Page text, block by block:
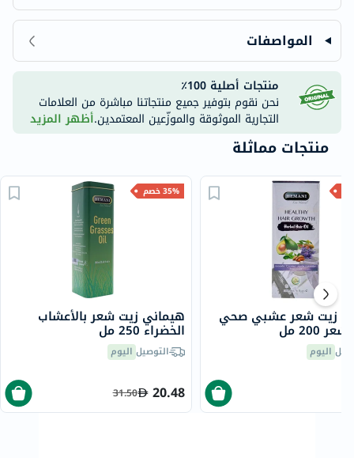
المواصفات
منتجات أصلية 100٪
نحن نقوم بتوفير جميع منتجاتنا مباشرة من العلامات
التجارية الموثوقة والموزّعين المعتمدين.أظهر المزيد
منتجات مماثلة
35% خصم
هيماني زيت شعر بالأعشاب
الخضراء 250 مل
التوصيل اليوم
20.48
31.50
زيت شعر عشبي صحي
200 مل
اليوم